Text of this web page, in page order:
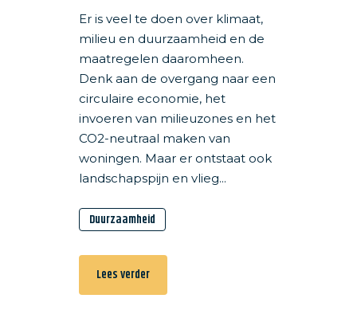
Er is veel te doen over klimaat,
milieu en duurzaamheid en de
maatregelen daaromheen.
Denk aan de overgang naar een
circulaire economie, het
invoeren van milieuzones en het
CO2-neutraal maken van
woningen. Maar er ontstaat ook
landschapspijn en vlieg...
Duurzaamheid
Lees verder